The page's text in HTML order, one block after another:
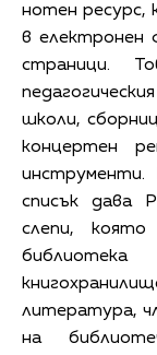
нотен ресурс,
в
страници.
школи,
концертен
инструменти.
списък дава
слепи, която
литература,
на